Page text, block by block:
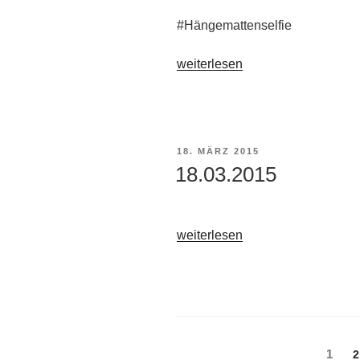
#Hängemattenselfie
„04.04.2015“
weiterlesen
VERÖFFENTLICHT
18. MÄRZ 2015
18.03.2015
„18.03.2015“
weiterlesen
BeitragsnavigationSeite
1 2